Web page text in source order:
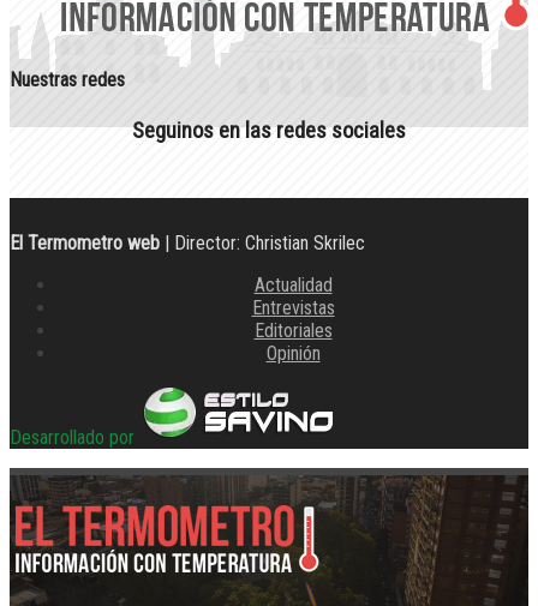
Nuestras redes
Seguinos en las redes sociales
El Termometro web | Director: Christian Skrilec
Actualidad
Entrevistas
Editoriales
Opinión
Desarrollado por